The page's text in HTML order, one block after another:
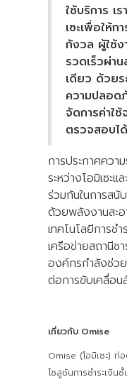
ใช้บริการ เ
เซะเพื่อให้ก
กังวล ผู้ใช้ง
รวดเร็วผ่า
เดียว ด้วยร
ความปลอด
จัดการค่าใ
ตรวจสอบไ
การประกาศคว
ระหว่างโอมิเซะ
ร่วมกันในการสนั
ด้วยพลังงานสะอ
เทคโนโลยีการช
เครือข่ายสถานีช
องค์กรกำลังช่ว
ต่อการขับเคลื่อ
เกี่ยวกับ Omise
Omise (โอมิเซะ) ก่
โซลูชันการชำระเงิน